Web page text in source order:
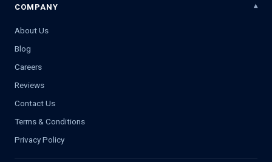
COMPANY
About Us
Blog
Careers
Reviews
Contact Us
Terms & Conditions
Privacy Policy